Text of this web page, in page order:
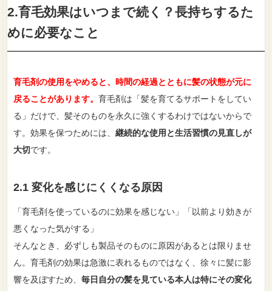
2.育毛効果はいつまで続く？長持ちするた
めに必要なこと
育毛剤の使用をやめると、時間の経過とともに髪の状態が元に
戻ることがあります。育毛剤は「髪を育てるサポートをしてい
る」だけで、髪そのものを永久に強くするわけではないからで
す。効果を保つためには、継続的な使用と生活習慣の見直しが
大切です。
2.1 変化を感じにくくなる原因
「育毛剤を使っているのに効果を感じない」「以前より効きが
悪くなった気がする」
そんなとき、必ずしも製品そのものに原因があるとは限りませ
ん。育毛剤の効果は急激に表れるものではなく、徐々に髪に影
響を及ぼすため、毎日自分の髪を見ている本人は特にその変化